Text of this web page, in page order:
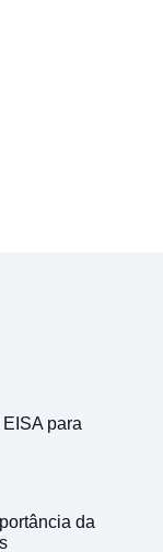
para
da